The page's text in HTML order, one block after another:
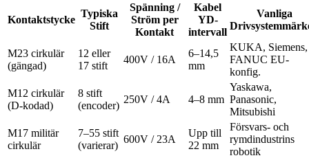
Kontaktstycke
Typiska
Stift
Spänning /
Ström per
Kontakt
Kabel
YD-
intervall
Vanliga
M23 cirkulär
(gängad)
12 eller
17 stift
400V / 16A
6–14,5
mm
KUKA, Siemens,
FANUC EU-
konfig.
M12 cirkulär
(D-kodad)
8 stift
(encoder)
250V / 4A 4–8 mm
Yaskawa,
Panasonic,
Mitsubishi
M17 militär
cirkulär
7–55 stift
(varierar)
600V / 23A
Upp till
22 mm
Försvars- och
rymdindustrins
robotik